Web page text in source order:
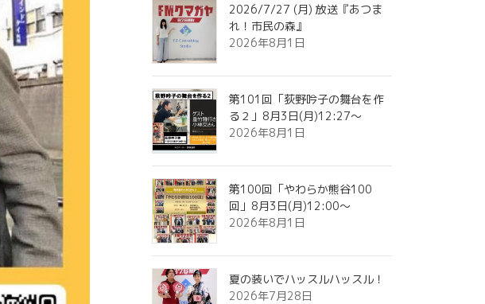
2026/7/27 (月) 放送『あつま
れ！市民の森』
2026年8月1日
第101回「荻野吟子の舞台を作
る２」8月3日(月)12:27～
2026年8月1日
第100回「やわらか熊谷100
回」8月3日(月)12:00～
2026年8月1日
夏の装いでハッスルハッスル！
2026年7月28日